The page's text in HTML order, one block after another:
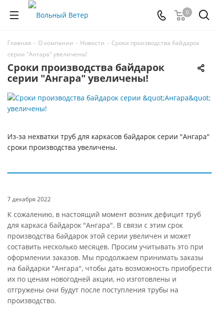
0
Главная - О компании - Новости - Сроки производства байдарок
серии "Ангара" увеличены!
Сроки производства байдарок
серии "Ангара" увеличены!
Из-за нехватки труб для каркасов байдарок серии "Ангара"
сроки производства увеличены.
7 декабря 2022
К сожалению, в настоящий момент возник дефицит труб
для каркаса байдарок "Ангара". В связи с этим срок
производства байдарок этой серии увеличен и может
составить несколько месяцев. Просим учитывать это при
оформлении заказов. Мы продолжаем принимать заказы
на байдарки "Ангара", чтобы дать возможность приобрести
их по ценам новогодней акции, но изготовлены и
отгружены они будут после поступления трубы на
производство.